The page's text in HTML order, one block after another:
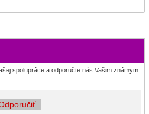
spolupráce a odporučte nás Vašim známym